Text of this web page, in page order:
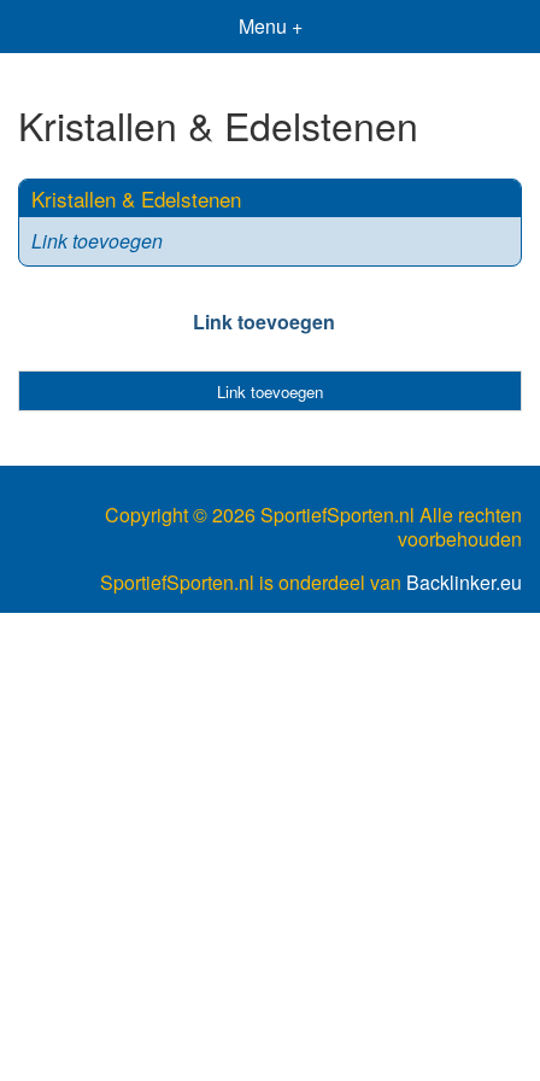
Menu +
Kristallen & Edelstenen
Kristallen & Edelstenen
Link toevoegen
Link toevoegen
Link toevoegen
Copyright ©2026 SportiefSporten.nl Alle rechten
voorbehouden
SportiefSporten.nl is onderdeel van Backlinker.eu